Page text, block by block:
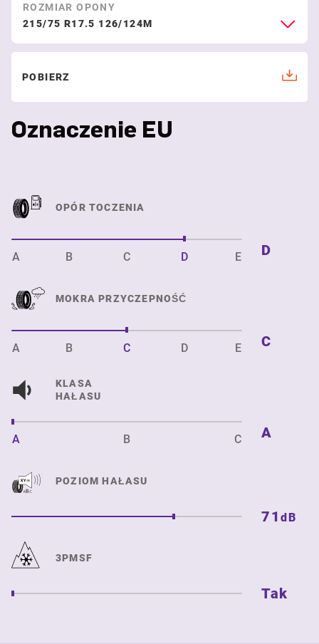
Oznaczenie EU
ROZMIAR OPONY
215/75 R17.5 126/124M
POBIERZ
OPÓR TOCZENIA
A B C D E D
MOKRA PRZYCZEPNOŚĆ
A B C D E C
KLASA
HAŁASU
A B C A
POZIOM HAŁASU
71dB
3PMSF
Tak